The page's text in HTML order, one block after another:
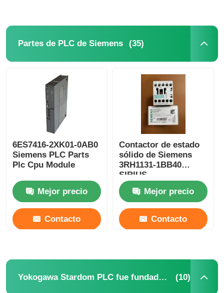
Partes de PLC de Siemens (35)
6ES7416-2XK01-0AB0
Siemens PLC Parts
Plc Cpu Module
Mejor precio
Contacto
Contactor de estado
sólido de Siemens
3RH1131-1BB40
SIRIUS
Mejor precio
Contacto
Yokogawa Stardom PLC fue fundada en (10)